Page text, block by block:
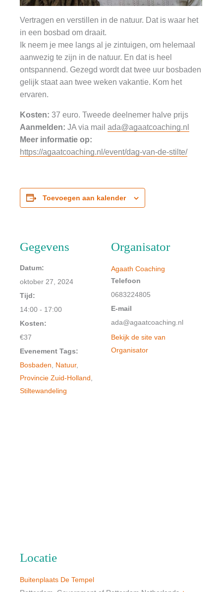
Vertragen en verstillen in de natuur. Dat is waar het
in een bosbad om draait.
Ik neem je mee langs al je zintuigen, om helemaal
aanwezig te zijn in de natuur. En dat is heel
ontspannend. Gezegd wordt dat twee uur bosbaden
gelijk staat aan twee weken vakantie. Kom het
ervaren.
Kosten: 37 euro. Tweede deelnemer halve prijs
Aanmelden: JA via mail ada@agaatcoaching.nl
Meer informatie op:
https://agaatcoaching.nl/event/dag-van-de-stilte/
Toevoegen aan kalender
Gegevens
Datum:
oktober 27, 2024
Tijd:
14:00 - 17:00
Kosten:
€37
Evenement Tags:
Bosbaden
Natuur,
Provincie Zuid-Holland
Stiltewandeling
Organisator
Agaath Coaching
Telefoon
0683224805
E-mail
ada@agaatcoaching.nl
Bekijk de site van
Organisator
Locatie
Buitenplaats De Tempel